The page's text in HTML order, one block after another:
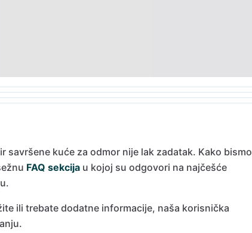
savršene kuće za odmor nije lak zadatak. Kako bismo
FAQ sekcija u kojoj su odgovori na najčešće
ili trebate dodatne informacije, naša korisnička